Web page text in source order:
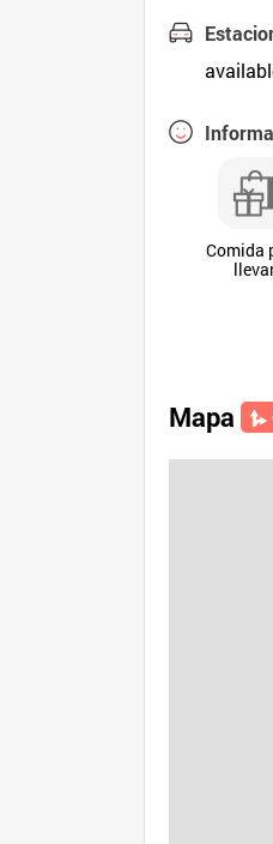
Comida
Mapa